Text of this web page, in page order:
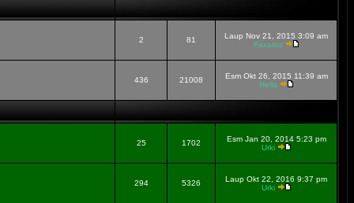
2 81
Laup Nov 21, 2015 3:09 am
Faxaros
436 21008
Esm Okt 26, 2015 11:39 am
Hella
25 1702
Esm Jan 20, 2014 5:23 pm
Urki
294 5326
Laup Okt 22, 2016 9:37 pm
Urki